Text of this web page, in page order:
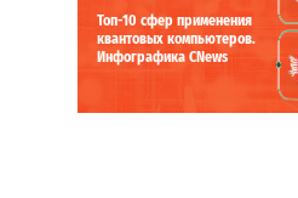
Топ-10 сфер применения
квантовых компьютеров.
Инфографика CNews